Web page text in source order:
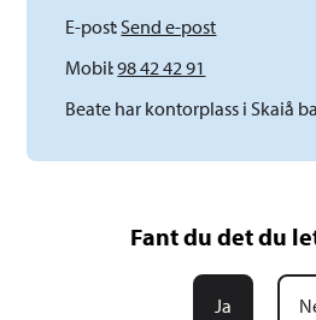
E-postSend e-post
Mobil98 42 42 91
Beate har kontorplass i Skaiå
Fant du det du
Ja